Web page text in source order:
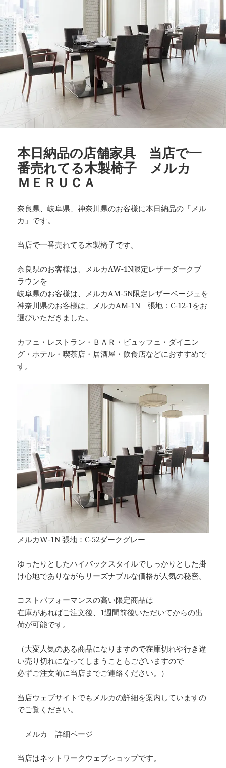
本日納品の店舗家具 当店で一
番売れてる木製椅子 メルカ
ＭＥＲＵＣＡ
奈良県、岐阜県、神奈川県のお客様に本日納品の「メル
カ」です。
当店で一番売れてる木製椅子です。
奈良県のお客様は、メルカAW-1N限定レザーダークブ
ラウンを
岐阜県のお客様は、メルカAM-5N限定レザーベージュを
神奈川県のお客様は、メルカAM-1N 張地：C-12-1をお
選びいただきました。
カフェ・レストラン・ＢＡＲ・ビュッフェ・ダイニン
グ・ホテル・喫茶店・居酒屋・飲食店などにおすすめで
す。
メルカW-1N 張地：C-52ダークグレー
ゆったりとしたハイバックスタイルでしっかりとした掛
け心地でありながらリーズナブルな価格が人気の秘密。
コストパフォーマンスの高い限定商品は
在庫があればご注文後、1週間前後いただいてからの出
荷が可能です。
（大変人気のある商品になりますので在庫切れや行き違
い売り切れになってしまうこともございますので
必ずご注文前に当店までご連絡ください。）
当店ウェブサイトでもメルカの詳細を案内していますの
でご覧ください。
メルカ 詳細ページ
当店はネットワークウェブショップです。